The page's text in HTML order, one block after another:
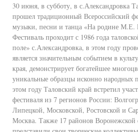
30 июня, в субботу, в с.Александровка
прошел традиционный Всероссийский
музыки, песни и танца «На родине М.Е.
Фестиваль проходит с 1986 года
поле» с.Александровка, в этом году
является значительным событием в
края, демонстрирует богатейшее
уникальные образцы исконно народных
этом году Таловский край встретил
фестиваля из 7 регионов России:
Липецкой, Московской, Ростовской и
Москва. Также 17 районов Воронежской